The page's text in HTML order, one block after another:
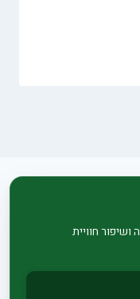
חוויית